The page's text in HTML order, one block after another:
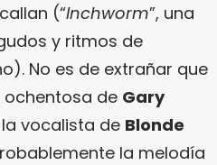
(“Inchworm”, una
y ritmos de
No es de extrañar que
de Gary
vocalista de Blonde
la melodía